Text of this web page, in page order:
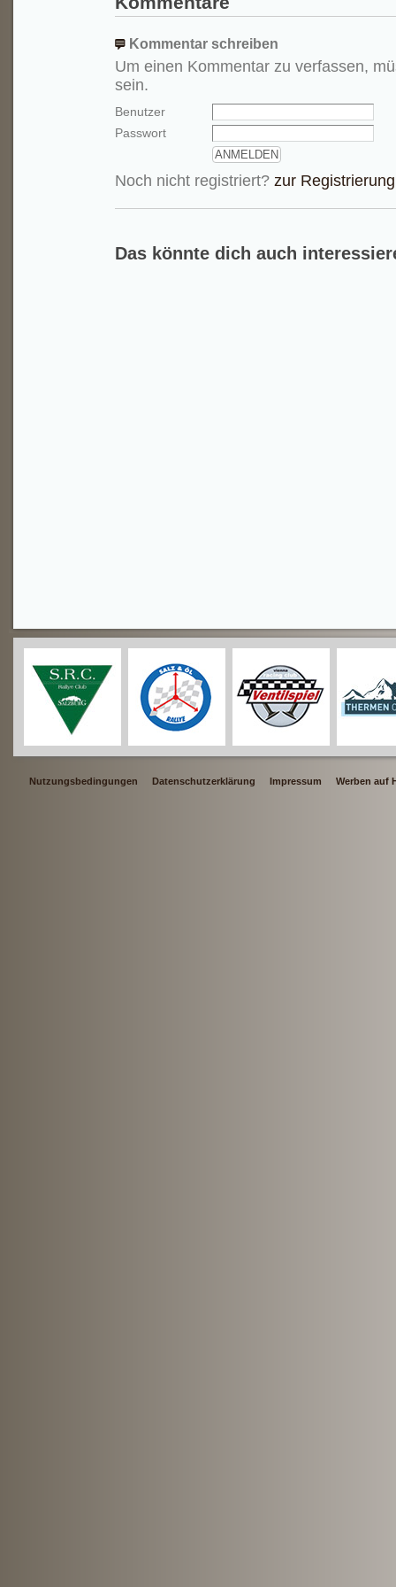
Kommentar schreiben
Um einen Kommentar zu verfassen,
sein.
Benutzer
Passwort
Noch nicht registriert? zur Registrierung
Das könnte dich auch
Nutzungsbedingungen Datenschutzerklärung Impressum Werben auf